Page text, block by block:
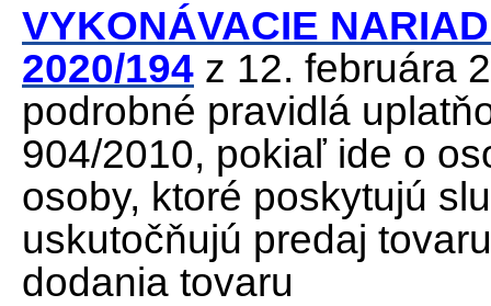
VYKONÁVACIE
2020/194 z 12. februára
podrobné pravidlá
904/2010, pokiaľ ide o
osoby, ktoré poskytujú
uskutočňujú predaj
dodania tovaru